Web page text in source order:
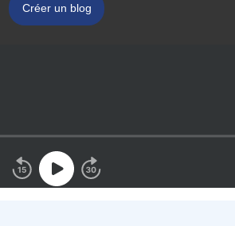
Créer un blog